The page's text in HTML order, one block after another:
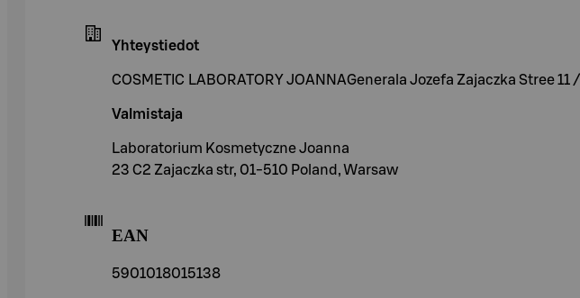
Yhteystiedot
COSMETIC LABORATORY JOANNAGenerala Jozefa Zajaczka Stree
Valmistaja
Laboratorium Kosmetyczne Joanna
23 C2 Zajaczka str, 01-510 Poland, Warsaw
EAN
5901018015138